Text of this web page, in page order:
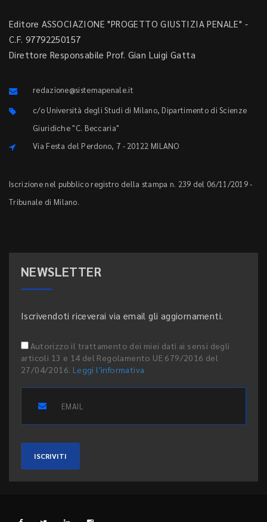
Editore ASSOCIAZIONE "PROGETTO GIUSTIZIA PENALE" -
C.F. 97792250157
Direttore Responsabile Prof. Gian Luigi Gatta
redazione@sistemapenale.it
c/o Università degli Studi di Milano, Dipartimento di Scienze
Giuridiche "C. Beccaria"
Via Festa del Perdono, 7 - 20122 MILANO
Iscrizione nel pubblico registro della stampa n. 239 del 06/11/2019 -
Tribunale di Milano.
NEWSLETTER
Iscrivendoti riceverai via email gli aggiornamenti.
Autorizzo il trattamento dei miei dati ai sensi degli
articoli 13 e 14 del Regolamento UE 679/2016 del
27/04/2016. Leggi l'informativa
ISCRIVITI